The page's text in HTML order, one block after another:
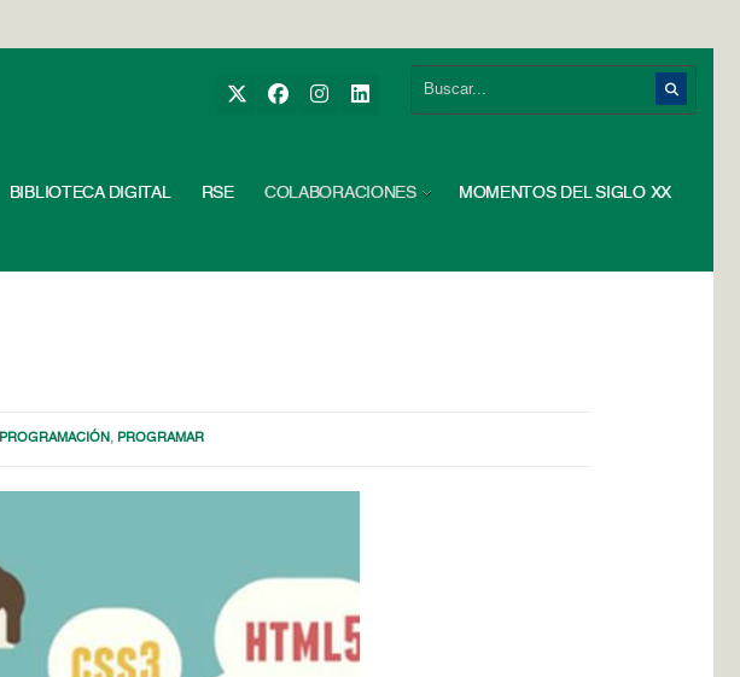
BIBLIOTECA DIGITAL RSE COLABORACIONES MOMENTOS DEL SIGLO XX
PROGRAMACIÓN , PROGRAMAR